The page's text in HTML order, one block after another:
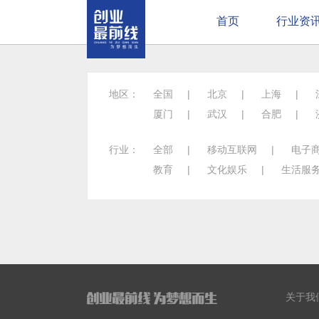
首页 行业资
地区： 全国 | 北京 | 上海 |
厦门
| 武汉 | 合肥 |
行业： 全部 | 移动互联网 | 电子
教育
| 文化娱乐 | 生活服
关于我